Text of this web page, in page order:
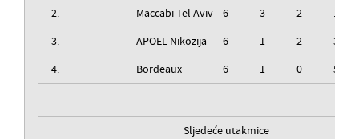
2.
Maccabi Tel Aviv 6 3 2
1
3.
APOEL Nikozija 6 1 2
3
4.
Bordeaux 6 1 0 5
Sljedeće utakmice